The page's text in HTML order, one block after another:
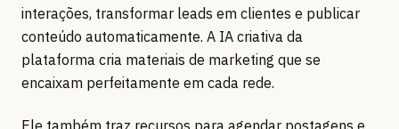
interações, transformar leads em clientes e publicar
conteúdo automaticamente. A IA criativa da
plataforma cria materiais de marketing que se
encaixam perfeitamente em cada rede.
Ele também traz recursos para agendar postagens e